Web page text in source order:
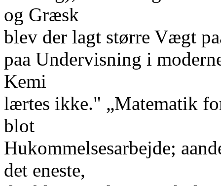
og Græsk
blev der lagt større Vægt
paa Undervisning i
Kemi
lærtes ikke." „Matematik
blot
Hukommelsesarbejde;
det eneste,